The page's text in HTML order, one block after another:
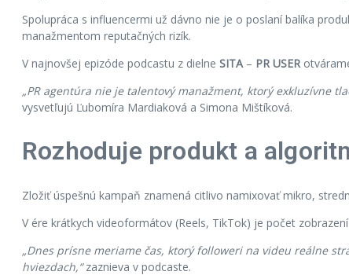
Spolupráca s influencermi už dávno nie je o poslaní balíka
manažmentom reputačných rizík.
V najnovšej epizóde podcastu z dielne SITA – PR USER
„PR agentúra nie je talentový manažment, ktorý exkluzívne
vysvetľujú Ľubomíra Mardiaková a Simona Mištíková.
Rozhoduje produkt a
Zložiť úspešnú kampaň znamená citlivo namixovať mikro,
V ére krátkych videoformátov (Reels, TikTok) je počet
„Dnes prísne meriame čas, ktorý followeri na videu reálne
hviezdach,“zaznieva v podcaste.